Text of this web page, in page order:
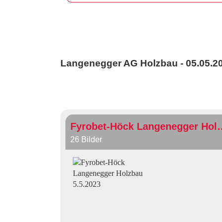
Langenegger AG Holzbau -
Fyrobet-
26 Bilder